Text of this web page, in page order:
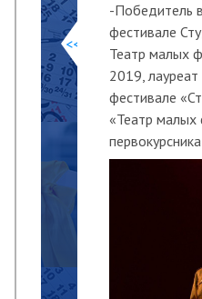
<<
-Победитель
фестивале
Театр малых
2019,
фестивале
«Театр малых